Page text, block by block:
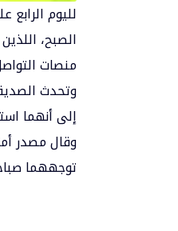
لليوم
الصبح،
منصات
وتحدث
إلى أنهما
وقال مصدر
توجههما